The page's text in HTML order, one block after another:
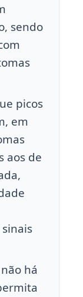
sendo
picos
em
aos de
há